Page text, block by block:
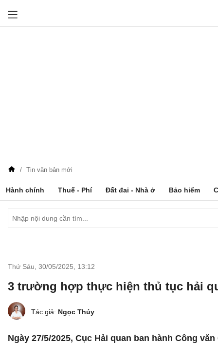
Tin văn bản mới
Hành chính Thuế - Phí Đất đai - Nhà ở Bảo hiểm
Thứ Sáu, 30/05/2025 13:12
3 trường hợp thực hiện thủ tục hải
Tác giả: Ngọc Thúy
Ngày 27/5/2025, Cục Hải quan ban hành Công